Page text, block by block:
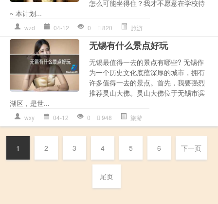
怎么可能坐得住？我才不愿意在学校待
~ 本计划...
wzd 04-12 0 820 旅游
无锡有什么景点好玩
无锡最值得一去的景点有哪些? 无锡作
为一个历史文化底蕴深厚的城市，拥有
许多值得一去的景点。首先，我要强烈
推荐灵山大佛。灵山大佛位于无锡市滨
湖区，是世...
wxy 04-12 0 948 旅游
1 2 3 4 5 6 下一页
尾页